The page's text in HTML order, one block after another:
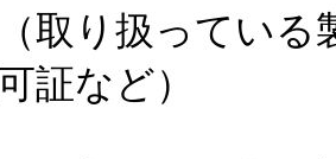
っている製
証など）